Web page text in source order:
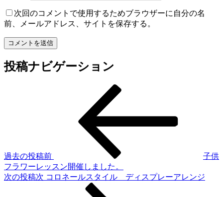
次回のコメントで使用するためブラウザーに自分の名
前、メールアドレス、サイトを保存する。
投稿ナビゲーション
過去の投稿前
子供
フラワーレッスン開催しました。
次の投稿次 コロネールスタイル ディスプレーアレンジ